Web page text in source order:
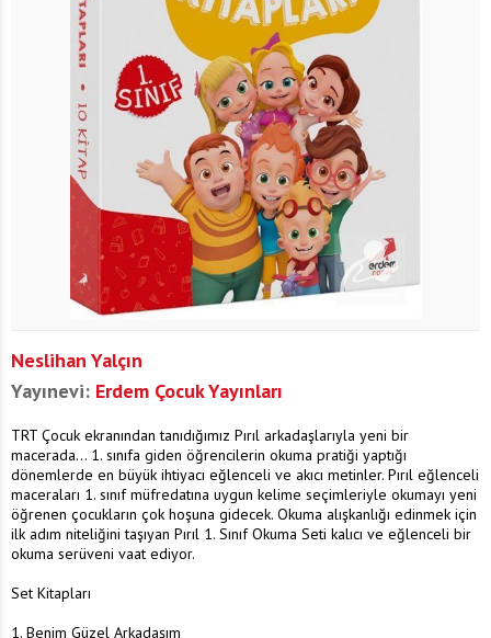
Neslihan Yalçın
Yayınevi: Erdem Çocuk Yayınları
TRT Çocuk ekranından tanıdığımız Pırıl arkadaşlarıyla yeni bir
macerada... 1. sınıfa giden öğrencilerin okuma pratiği yaptığı
dönemlerde en büyük ihtiyacı eğlenceli ve akıcı metinler. Pırıl eğlenceli
maceraları 1. sınıf müfredatına uygun kelime seçimleriyle okumayı yeni
öğrenen çocukların çok hoşuna gidecek. Okuma alışkanlığı edinmek için
ilk adım niteliğini taşıyan Pırıl 1. Sınıf Okuma Seti kalıcı ve eğlenceli bir
okuma serüveni vaat ediyor.
Set Kitapları
1. Benim Güzel Arkadaşım